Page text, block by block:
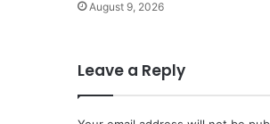
August 9, 2026
Leave a Reply